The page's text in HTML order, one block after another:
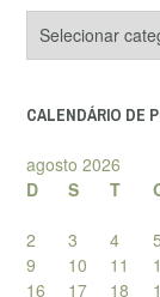
de
CALENDÁRIO DE
agosto 2026
D
S T
2
3 4 5
9
10 11
16
17 18